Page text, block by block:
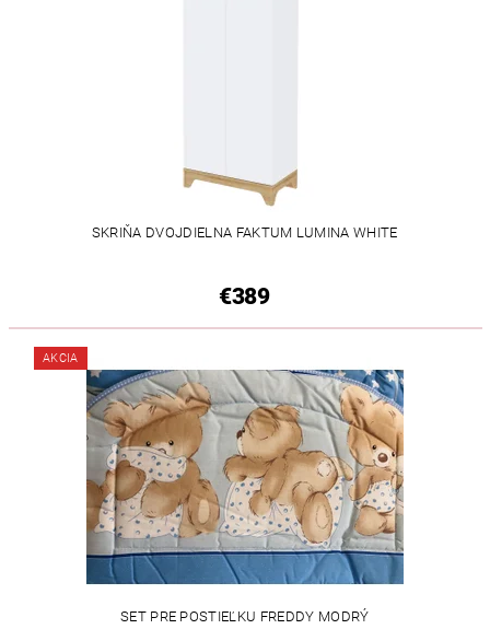
SKRIŇA DVOJDIELNA FAKTUM LUMINA WHITE
€389
AKCIA
SET PRE POSTIEĽKU FREDDY MODRÝ